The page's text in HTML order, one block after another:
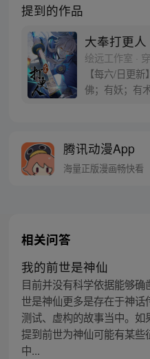
提到的作品
大奉打更人
绘远工作室 ·
【每六/日更
佛；有妖；有
者卖报小郎君
799493374
腾讯动漫App
海量正版漫画畅快看
相关问答
我的前世是神仙
目前并没有科学依据能够
世是神仙更多是存在于神
测试、虚构的故事当中。
提到前世为神仙可能有某
中...